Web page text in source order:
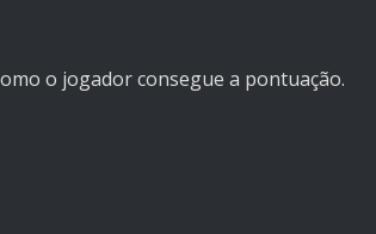
o jogador consegue a pontuação.